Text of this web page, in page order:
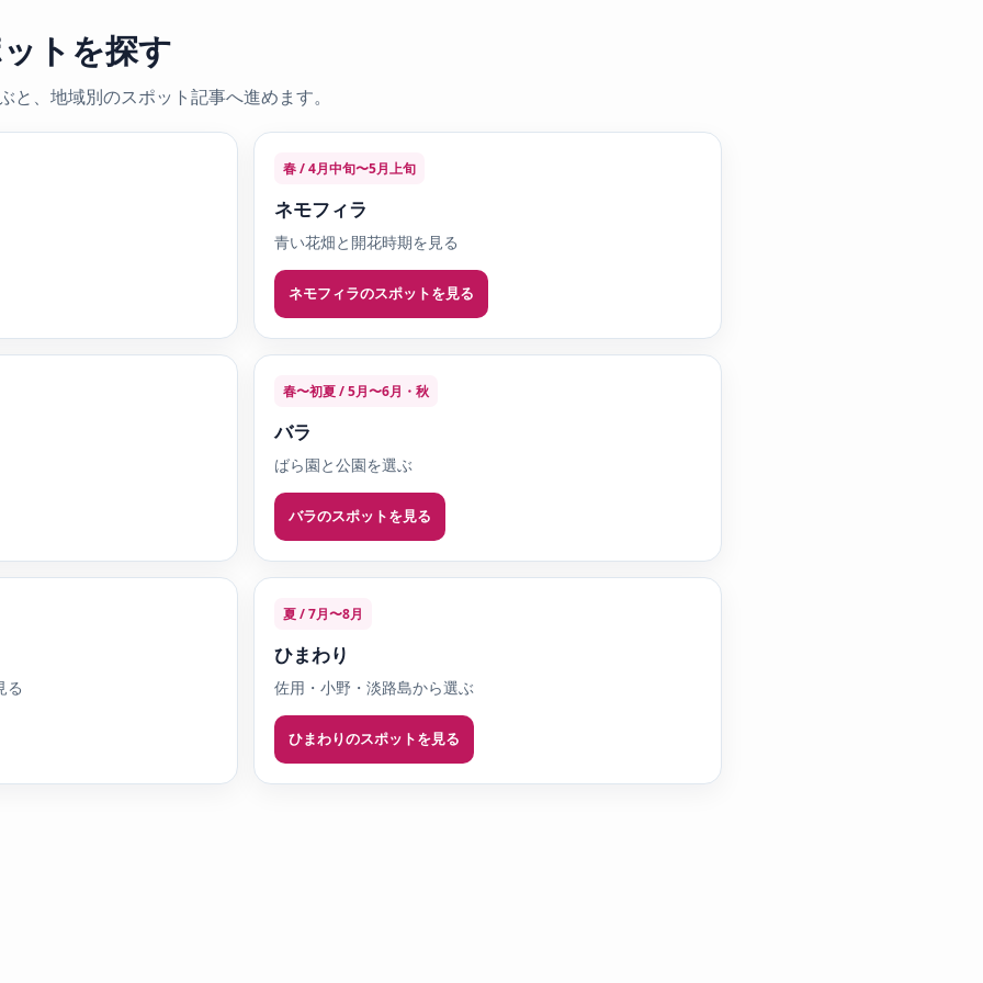
トを探す
と、地域別のスポット記事へ進めます。
春 / 4月中旬〜5月上旬
ネモフィラ
青い花畑と開花時期を見る
ネモフィラのスポットを見る
春〜初夏 / 5月〜6月・秋
バラ
ばら園と公園を選ぶ
バラのスポットを見る
る
夏 / 7月〜8月
ひまわり
佐用・小野・淡路島から選ぶ
ひまわりのスポットを見る